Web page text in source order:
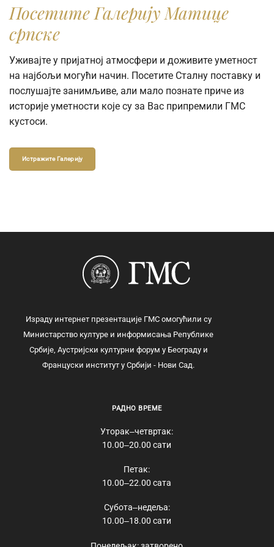
Посетите Галерију Матице
српске
Уживајте у пријатној атмосфери и доживите уметност
на најбољи могући начин. Посетите Сталну поставку и
послушајте занимљиве, али мало познате приче из
историје уметности које су за Вас припремили ГМС
кустоси.
Истражите Галерију
Израду интернет презентације ГМС омогућили су
Министарство културе и информисања Републике
Србије, Аустријски културни форум у Београду и
Француски институт у Србији - Нови Сад.
РАДНО ВРЕМЕ
Уторак‒четвртак:
10.00‒20.00 сати
Петак:
10.00‒22.00 сата
Субота‒недеља:
10.00‒18.00 сати